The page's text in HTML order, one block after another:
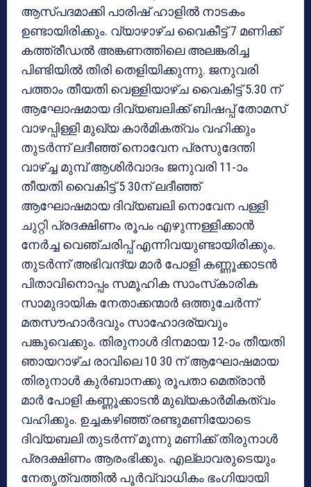
ആസ്പദമാക്കി പാരിഷ് ഹാളില്‍ നാടകം
ഉണ്ടായിരിക്കും. വ്യാഴാഴ്ച വൈകീട്ട് 7 മണിക്ക്
കത്ത്രീഡല്‍ അങ്കണത്തിലെ അലങ്കരിച്ച
പിണ്ടിയില്‍ തിരി തെളിയിക്കുന്നു. ജനുവരി
പത്താം തീയതി വെള്ളിയാഴ്ച വൈകിട്ട് 5.30 ന്
ആഘോഷമായ ദിവ്യബലിക്ക് ബിഷപ്പ് തോമസ്
വാഴപ്പിള്ളി മുഖ്യ കാര്‍മികത്വം വഹിക്കും
തുടര്‍ന്ന് ലദീഞ്ഞ് നൊവേന പ്രസുദേന്തി
വാഴ്ച്ച മുമ്പ് ആശിര്‍വാദം ജനുവരി 11-ാം
തീയതി വൈകിട്ട് 5 30ന് ലദീഞ്ഞ്
ആഘോഷമായ ദിവ്യബലി നൊവേന പള്ളി
ചുറ്റി പ്രദക്ഷിണം രൂപം എഴുന്നള്ളിക്കാന്‍
നേര്‍ച്ച വെഞ്ചരിപ്പ് എന്നിവയുണ്ടായിരിക്കും.
തുടര്‍ന്ന് അഭിവന്ദ്യ മാര്‍ പോളി കണ്ണൂക്കാടന്‍
പിതാവിനൊപ്പം സമൂഹിക സാംസ്‌കാരിക
സാമുദായിക നേതാക്കന്മാര്‍ ഒത്തുചേര്‍ന്ന്
മതസൗഹാര്‍ദവും സാഹോദര്യവും
പങ്കുവെക്കും. തിരുനാള്‍ ദിനമായ 12-ാം തീയതി
ഞായറാഴ്ച രാവിലെ 10 30 ന് ആഘോഷമായ
തിരുനാള്‍ കുര്‍ബാനക്കു രൂപതാ മെത്രാന്‍
മാര്‍ പോളി കണ്ണൂക്കാടന്‍ മുഖ്യകാര്‍മികത്വം
വഹിക്കും. ഉച്ചകഴിഞ്ഞ് രണ്ടുമണിയോടെ
ദിവ്യബലി തുടര്‍ന്ന് മൂന്നു മണിക്ക് തിരുനാള്‍
പ്രദക്ഷിണം ആരംഭിക്കും. എല്ലാവരുടെയും
നേതൃത്വത്തില്‍ പൂര്‍വ്വാധികം ഭംഗിയായി